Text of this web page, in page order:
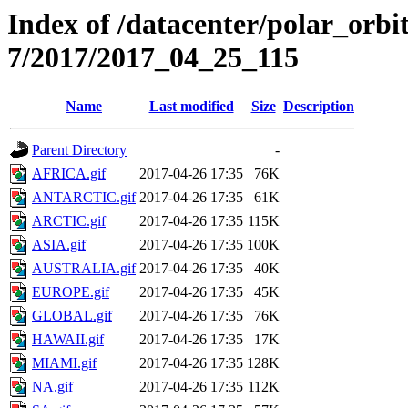
Index of /datacenter/
7/2017/2017_04_25_115
Name Last modified Size Description
Parent Directory
-
AFRICA.gif
2017-04-26 17:35
76K
ANTARCTIC.gif 2017-04-26 17:35
61K
ARCTIC.gif
2017-04-26 17:35 115K
ASIA.gif
2017-04-26 17:35 100K
AUSTRALIA.gif 2017-04-26 17:35
40K
EUROPE.gif
2017-04-26 17:35
45K
GLOBAL.gif
2017-04-26 17:35
76K
HAWAII.gif
2017-04-26 17:35
17K
MIAMI.gif
2017-04-26 17:35 128K
NA.gif
2017-04-26 17:35 112K